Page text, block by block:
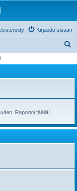
Kirjaudu sisään
i
Raportoi täällä!